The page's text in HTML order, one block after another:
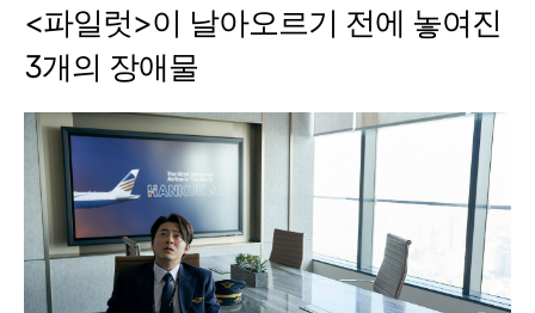
<파일럿>이 날아오르기 전에 놓여진
3개의 장애물